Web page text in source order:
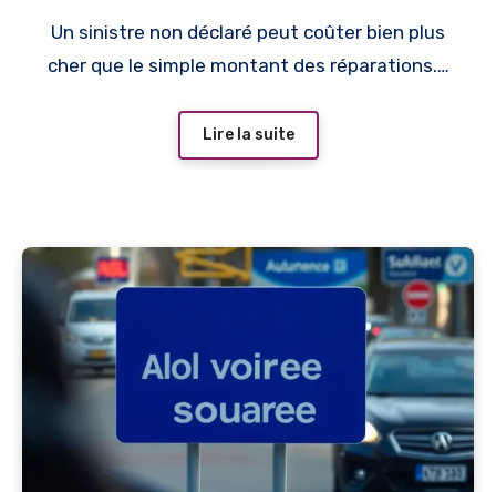
Un sinistre non déclaré peut coûter bien plus
cher que le simple montant des réparations.…
Lire la suite